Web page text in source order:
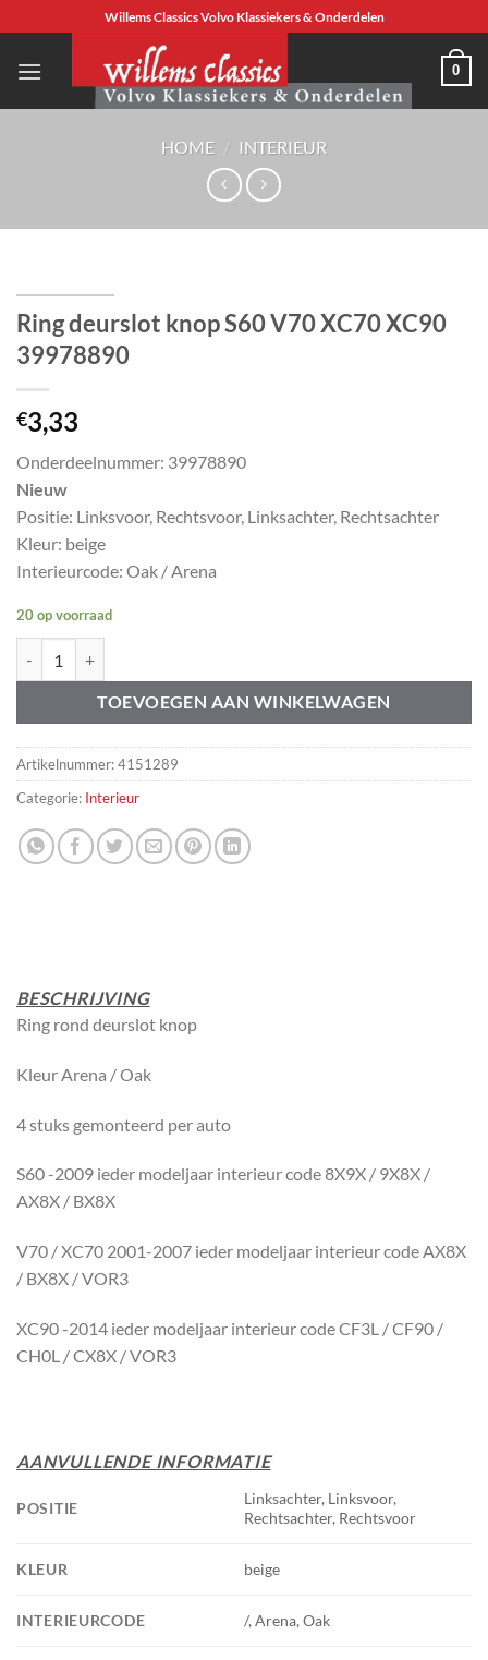
naar
inhoud
Willems Classics Volvo Klassiekers & Onderdelen
0
HOME / INTERIEUR
Ring deurslot knop S60 V70 XC70 XC90
39978890
€3,33
Onderdeelnummer: 39978890
Nieuw
Positie: Linksvoor, Rechtsvoor, Linksachter, Rechtsachter
Kleur: beige
Interieurcode: Oak / Arena
20 op voorraad
TOEVOEGEN AAN WINKELWAGEN
Artikelnummer:4151289
Categorie: Interieur
BESCHRIJVING
Ring rond deurslot knop
Kleur Arena / Oak
4 stuks gemonteerd per auto
S60 -2009 ieder modeljaar interieur code 8X9X / 9X8X /
AX8X / BX8X
V70 / XC70 2001-2007 ieder modeljaar interieur code AX8X
/ BX8X / VOR3
XC90 -2014 ieder modeljaar interieur code CF3L / CF90 /
CH0L / CX8X / VOR3
AANVULLENDE INFORMATIE
POSITIE
Linksachter, Linksvoor,
Rechtsachter, Rechtsvoor
KLEUR beige
INTERIEURCODE /, Arena, Oak